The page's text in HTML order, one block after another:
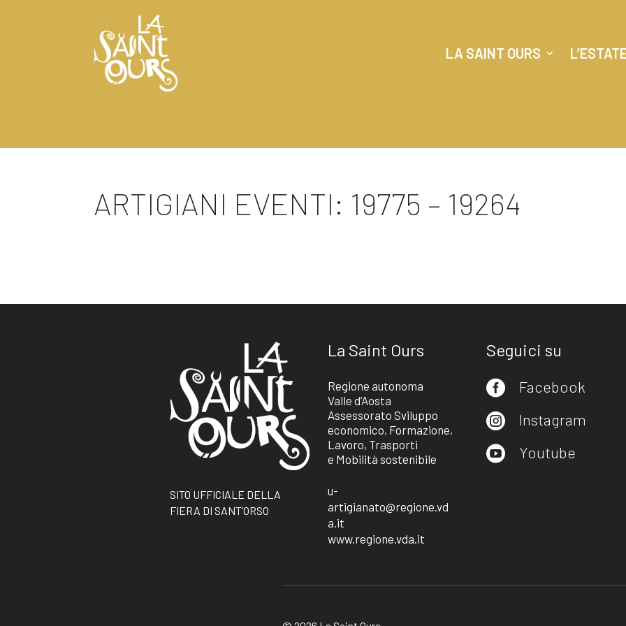
LA SAINT OURS
ARTIGIANI EVENTI: 19775 – 19264
SITO UFFICIALE DELLA
FIERA DI SANT’ORSO
La Saint Ours
Regione autonoma
Valle d’Aosta
Assessorato Sviluppo
economico, Formazione,
Lavoro, Trasporti
e Mobilità sostenibile
u-
artigianato@regione.vd
a.it
www.regione.vda.it
Seguici su
 Facebook
 Instagram
 Youtube